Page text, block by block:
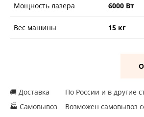
Мощность лазера 6000 Вт
Вес машины 15 кг
🚚 Доставка
🏭 Самовывоз
По России и в другие
Возможен самовывоз